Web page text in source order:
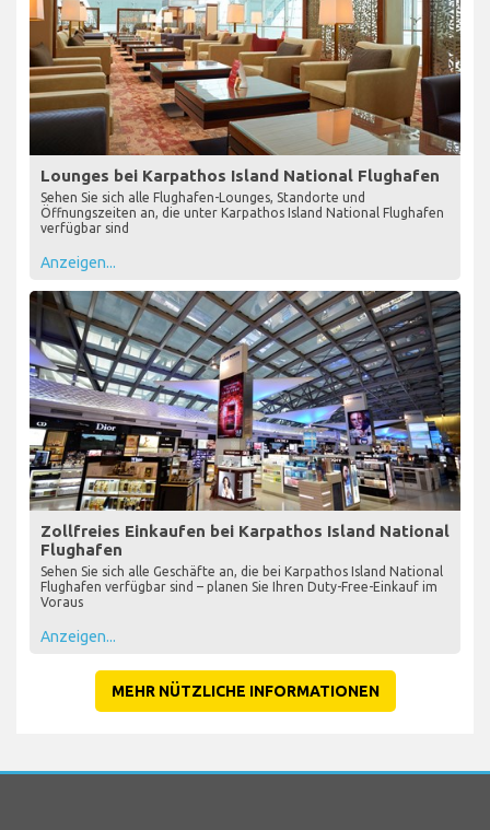
Lounges bei Karpathos Island National Flughafen
Sehen Sie sich alle Flughafen-Lounges, Standorte und
Öffnungszeiten an, die unter Karpathos Island National Flughafen
verfügbar sind
Anzeigen...
Zollfreies Einkaufen bei Karpathos Island National
Flughafen
Sehen Sie sich alle Geschäfte an, die bei Karpathos Island National
Flughafen verfügbar sind – planen Sie Ihren Duty-Free-Einkauf im
Voraus
Anzeigen...
MEHR NÜTZLICHE INFORMATIONEN